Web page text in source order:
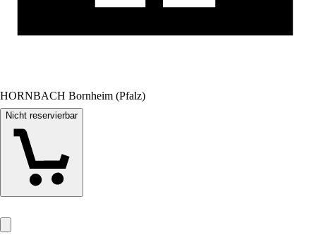
HORNBACH Bornheim (Pfalz)
Nicht reservierbar